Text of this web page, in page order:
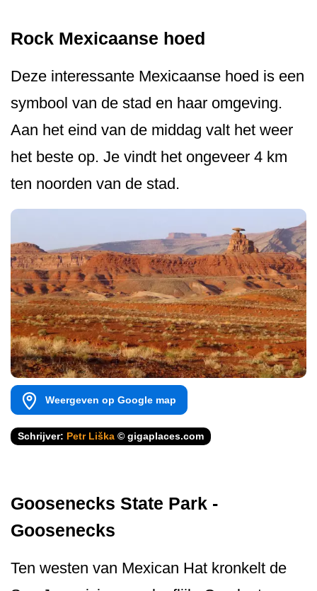
Rock Mexicaanse hoed
Deze interessante Mexicaanse hoed is een
symbool van de stad en haar omgeving.
Aan het eind van de middag valt het weer
het beste op. Je vindt het ongeveer 4 km
ten noorden van de stad.
Weergeven op Google map
Schrijver: Petr Liška © gigaplaces.com
Goosenecks State Park -
Goosenecks
Ten westen van Mexican Hat kronkelt de